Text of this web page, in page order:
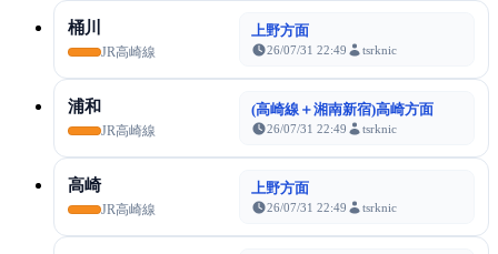
桶川
JR高崎線
上野方面
26/07/31 22:49 tsrknic
浦和
JR高崎線
(高崎線＋湘南新宿)高崎方面
26/07/31 22:49 tsrknic
高崎
JR高崎線
上野方面
26/07/31 22:49 tsrknic